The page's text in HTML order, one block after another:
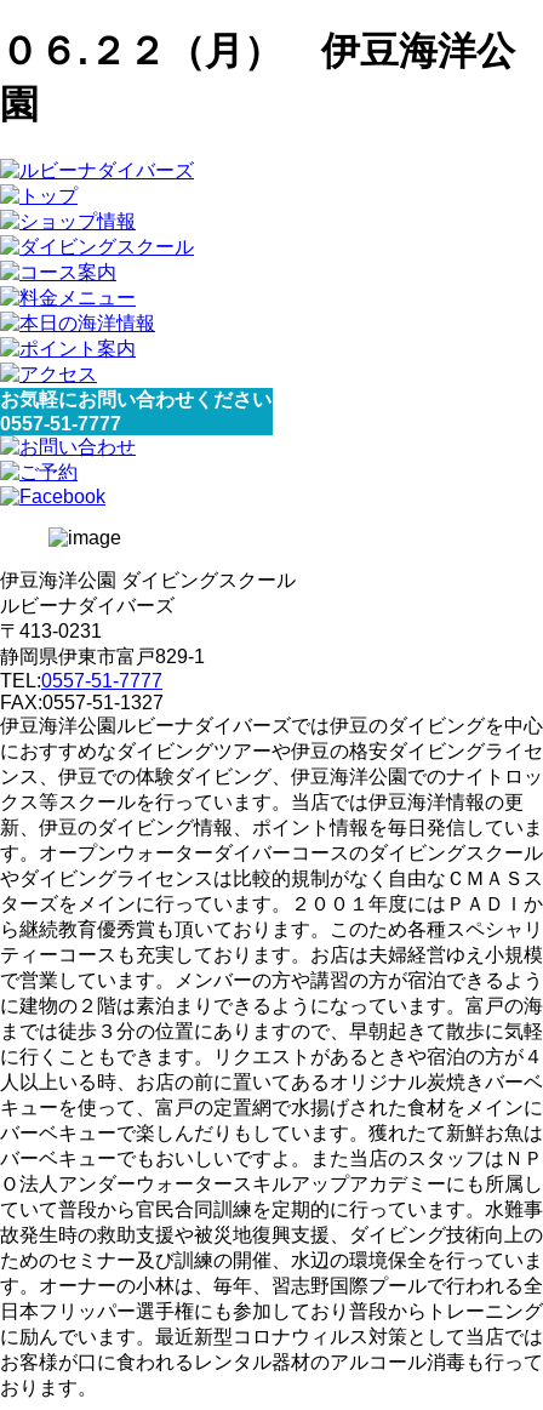
０６.２２（月） 伊豆海洋公
園
お気軽にお問い合わせください
0557-51-7777
伊豆海洋公園 ダイビングスクール
ルビーナダイバーズ
〒413-0231
静岡県伊東市富戸829-1
TEL:0557-51-7777
FAX:0557-51-1327
伊豆海洋公園ルビーナダイバーズでは伊豆のダイビングを中心
におすすめなダイビングツアーや伊豆の格安ダイビングライセ
ンス、伊豆での体験ダイビング、伊豆海洋公園でのナイトロッ
クス等スクールを行っています。当店では伊豆海洋情報の更
新、伊豆のダイビング情報、ポイント情報を毎日発信していま
す。オープンウォーターダイバーコースのダイビングスクール
やダイビングライセンスは比較的規制がなく自由なＣＭＡＳス
ターズをメインに行っています。２００１年度にはＰＡＤＩか
ら継続教育優秀賞も頂いております。このため各種スペシャリ
ティーコースも充実しております。お店は夫婦経営ゆえ小規模
で営業しています。メンバーの方や講習の方が宿泊できるよう
に建物の２階は素泊まりできるようになっています。富戸の海
までは徒歩３分の位置にありますので、早朝起きて散歩に気軽
に行くこともできます。リクエストがあるときや宿泊の方が４
人以上いる時、お店の前に置いてあるオリジナル炭焼きバーベ
キューを使って、富戸の定置網で水揚げされた食材をメインに
バーベキューで楽しんだりもしています。獲れたて新鮮お魚は
バーベキューでもおいしいですよ。また当店のスタッフはＮＰ
Ｏ法人アンダーウォータースキルアップアカデミーにも所属し
ていて普段から官民合同訓練を定期的に行っています。水難事
故発生時の救助支援や被災地復興支援、ダイビング技術向上の
ためのセミナー及び訓練の開催、水辺の環境保全を行っていま
す。オーナーの小林は、毎年、習志野国際プールで行われる全
日本フリッパー選手権にも参加しており普段からトレーニング
に励んでいます。最近新型コロナウィルス対策として当店では
お客様が口に食われるレンタル器材のアルコール消毒も行って
おります。